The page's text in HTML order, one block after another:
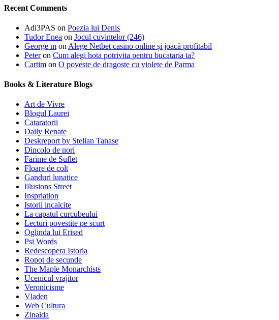
Recent Comments
Adi3PAS on Poezia lui Denis
Tudor Enea on Jocul cuvintelor (246)
George m on Alege Netbet casino online și joacă profitabil
Peteron Cum alegi hota potrivita pentru bucataria ta?
Cartim on O poveste de dragoste cu violete de Parma
Books & Literature Blogs
Art de Vivre
Blogul Laurei
Cataratorii
Daily Renate
Deskreport by Stelian Tanase
Dincolo de nori
Farime de Suflet
Floare de colt
Ganduri lunatice
Illusions Street
Inspriation
Istorii incalcite
La capatul curcubeului
Lecturi povestite pe scurt
Oglinda lui Erised
Psi Words
Redescopera Istoria
Ropot de secunde
The Maple Monarchists
Ucenicul vrajitor
Veronicisme
Vladen
Web Cultura
Zinaida